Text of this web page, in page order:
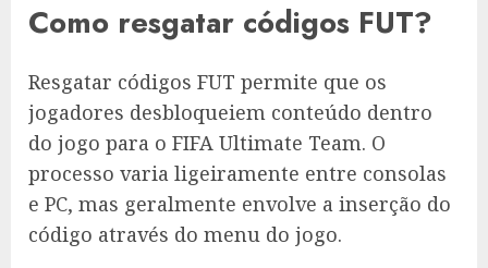
Como resgatar códigos FUT?
Resgatar códigos FUT permite que os
jogadores desbloqueiem conteúdo dentro
do jogo para o FIFA Ultimate Team. O
processo varia ligeiramente entre consolas
e PC, mas geralmente envolve a inserção do
código através do menu do jogo.